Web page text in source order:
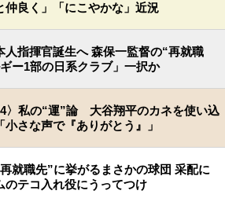
仲良く」「にこやかな」近況
人指揮官誕生へ 森保一監督の“再就職
ー1部の日系クラブ」一択か
〉私の“運”論 大谷翔平のカネを使い込
小さな声で『ありがとう』」
就職先”に挙がるまさかの球団 采配に
のテコ入れ役にうってつけ